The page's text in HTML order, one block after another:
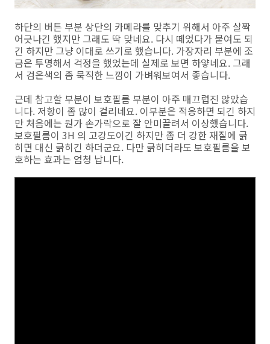
하단의 버튼 부분 상단의 카메라를 맞추기 위해서 아주 살짝
어긋나긴 했지만 그래도 딱 맞네요. 다시 떼었다가 붙여도 되
긴 하지만 그냥 이대로 쓰기로 했습니다. 가장자리 부분에 조
금은 투명해서 걱정을 했었는데 실제로 보면 하얗네요. 그래
서 검은색의 좀 묵직한 느낌이 가벼워보여서 좋습니다.
근데 참고할 부분이 보호필름 부분이 아주 매끄럽진 않았습
니다. 저항이 좀 많이 걸리네요. 이부분은 적응하면 되긴 하지
만 처음에는 뭔가 손가락으로 잘 안미끌려서 이상했습니다.
보호필름이 3H 의 고강도이긴 하지만 좀 더 강한 재질에 긁
히면 대신 긁히긴 하더군요. 다만 긁히더라도 보호필름을 보
호하는 효과는 엄청 납니다.